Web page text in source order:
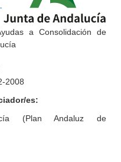
a Consolidación de
2008
es:
(Plan Andaluz de